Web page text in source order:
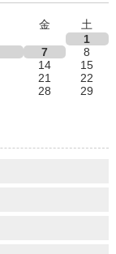
金
土
1
7
8
14
15
21
22
28
29